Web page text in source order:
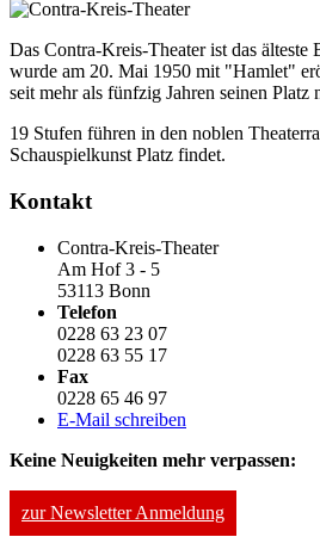
Das Contra-Kreis-Theater ist das älteste
wurde am 20. Mai 1950 mit "Hamlet"
seit mehr als fünfzig Jahren seinen Platz
19 Stufen führen in den noblen
Schauspielkunst Platz findet.
Kontakt
Contra-Kreis-Theater
Am Hof 3 - 5
53113 Bonn
Telefon
0228 63 23 07
0228 63 55 17
Fax
0228 65 46 97
E-Mail schreiben
Keine Neuigkeiten mehr verpassen:
zur Newsletter Anmeldung